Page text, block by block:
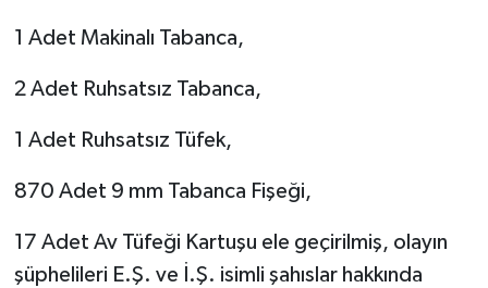
1 Adet Makinalı Tabanca,
2 Adet Ruhsatsız Tabanca,
1 Adet Ruhsatsız Tüfek,
870 Adet 9 mm Tabanca Fişeği,
17 Adet Av Tüfeği Kartuşu ele geçirilmiş, olayın
şüphelileri E.Ş. ve İ.Ş. isimli şahıslar hakkında